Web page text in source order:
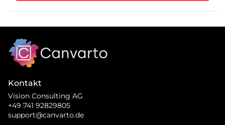
Kontakt
Vision Consulting AG
+49 741 92829805
support@canvarto.de